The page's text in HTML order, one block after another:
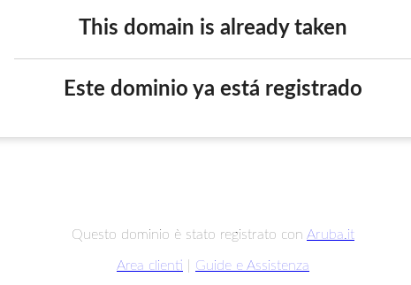
This domain is already taken
Este dominio ya está registrado
Questo dominio è stato registrato con Aruba.it
Area clienti Guide e Assistenza